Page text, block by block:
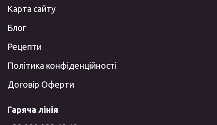
Карта сайту
Блог
Рецепти
Політика конфіденційності
Договір Оферти
Гаряча лінія